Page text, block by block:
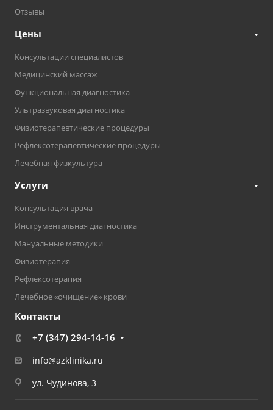
Отзывы
Цены
Консультации специалистов
Медицинский массаж
Функциональная диагностика
Ультразвуковая диагностика
Физиотерапевтические процедуры
Рефлексотерапевтические процедуры
Лечебная физкультура
Услуги
Консультация врача
Инструментальная диагностика
Мануальные методики
Физиотерапия
Рефлексотерапия
Лечебное «очищение» крови
Контакты
+7 (347) 294-14-16
info@azklinika.ru
ул. Чудинова, 3